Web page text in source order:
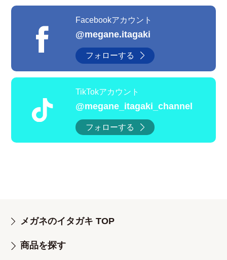
Facebookアカウント
@megane.itagaki
フォローする
TikTokアカウント
@megane_itagaki_channel
フォローする
メガネのイタガキ TOP
商品を探す